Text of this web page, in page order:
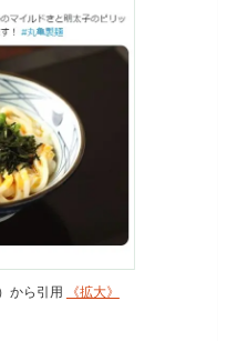
から引用 《拡大》